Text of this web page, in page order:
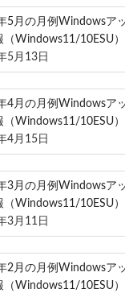
5月の月例Windowsア
（Windows11/10ESU）
5月13日
4月の月例Windowsア
（Windows11/10ESU）
4月15日
3月の月例Windowsア
（Windows11/10ESU）
3月11日
2月の月例Windowsア
（Windows11/10ESU）